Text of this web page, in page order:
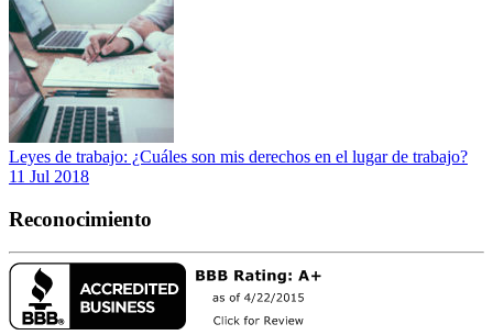
Leyes de trabajo: ¿Cuáles son mis derechos en el lugar de trabajo?
11 Jul 2018
Reconocimiento